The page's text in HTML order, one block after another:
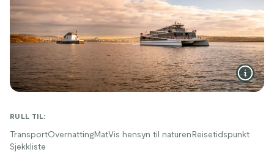
RULL TIL:
TransportOvernatting MatVis hensyn til naturen Reisetidspunkt
Sjekkliste